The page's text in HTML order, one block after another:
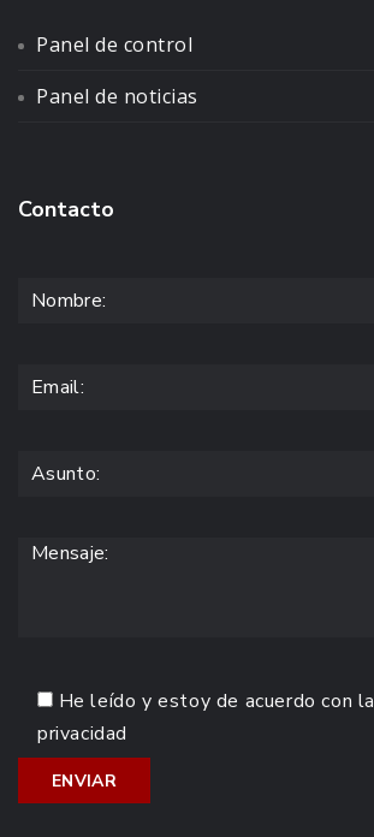
Panel de control
Panel de noticias
Contacto
He leído y estoy de acuerdo con la
privacidad